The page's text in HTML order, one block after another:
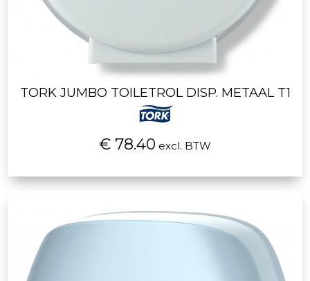
TORK JUMBO TOILETROL DISP. METAAL T1
€ 78.40 excl. BTW